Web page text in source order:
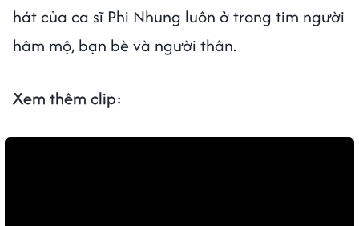
hát của ca sĩ Phi Nhung luôn ở trong tim người
hâm mộ, bạn bè và người thân.
Xem thêm clip: